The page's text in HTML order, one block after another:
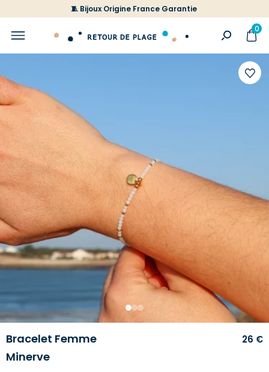
🧵 Bijoux Origine France Garantie
0
1 23
Bracelet Femme
Minerve
26 €